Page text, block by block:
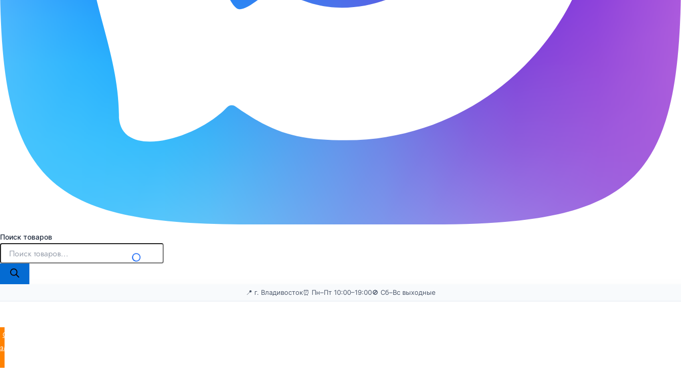
Поиск товаров
📍 г. Владивосток⏰ Пн–Пт 10:00–19:00🚫 Сб–Вс выходные
Оставить
заявку